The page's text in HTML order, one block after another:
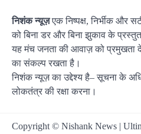
निशंक न्यूज़एक निष्पक्ष, निर्भीक और
को बिना डर और बिना झुकाव के
यह मंच जनता की आवाज़ को प्रमुखता
का संकल्प रखता है।
निशंक न्यूज़ का उद्देश्य है– सूचना के
लोकतंत्र की रक्षा करना।
Copyright © Nishank News |